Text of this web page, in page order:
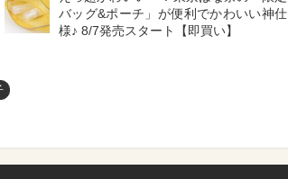
バッグ&ポーチ」が便利でかわいい神仕
様♪ 8/7発売スタート【即買い】